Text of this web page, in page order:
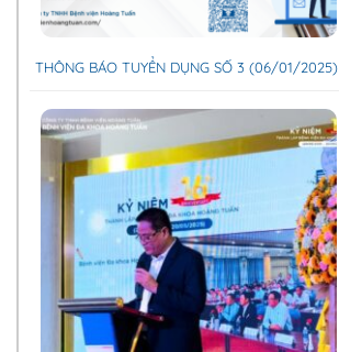
THÔNG BÁO TUYỂN DỤNG SỐ 3 (06/01/2025)